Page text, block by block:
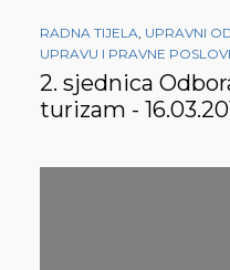
RADNA TIJELA, UPRAVNI
UPRAVU I PRAVNE
2. sjednica
turizam -